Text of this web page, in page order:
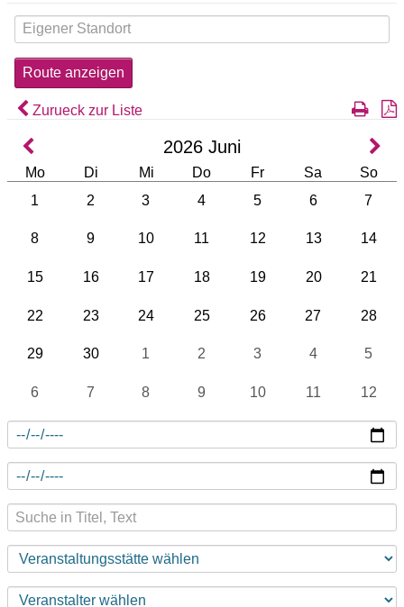
Zurueck zur Liste
2026 Juni
Mo Di Mi Do Fr Sa
So
1
2 3 4 5 6 7
8 9 10 11 12 13 14
15 16 17 18 19 20 21
22 23 24 25 26 27 28
29 30 1 2 3 4 5
6 7 8 9 10 11 12